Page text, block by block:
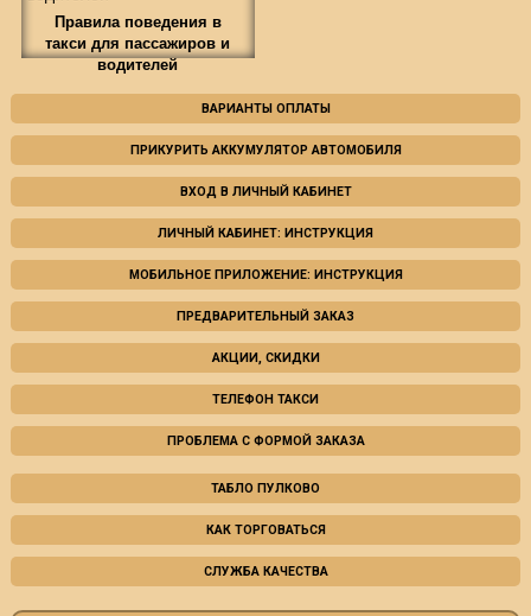
Правила поведения в
такси для пассажиров и
водителей
ВАРИАНТЫ ОПЛАТЫ
ПРИКУРИТЬ АККУМУЛЯТОР АВТОМОБИЛЯ
ВХОД В ЛИЧНЫЙ КАБИНЕТ
ЛИЧНЫЙ КАБИНЕТ: ИНСТРУКЦИЯ
МОБИЛЬНОЕ ПРИЛОЖЕНИЕ: ИНСТРУКЦИЯ
ПРЕДВАРИТЕЛЬНЫЙ ЗАКАЗ
АКЦИИ, СКИДКИ
ТЕЛЕФОН ТАКСИ
ПРОБЛЕМА С ФОРМОЙ ЗАКАЗА
ТАБЛО ПУЛКОВО
КАК ТОРГОВАТЬСЯ
СЛУЖБА КАЧЕСТВА